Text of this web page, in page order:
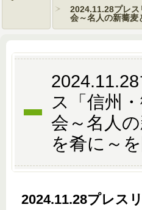
2024.11.28プレス
会～名人の新蕎麦
ス「信州
会～名人
を肴に～
2024.11.28プレス